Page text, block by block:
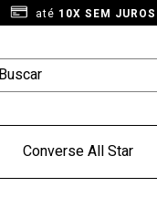
até 10X SEM JUROS
Converse All Star